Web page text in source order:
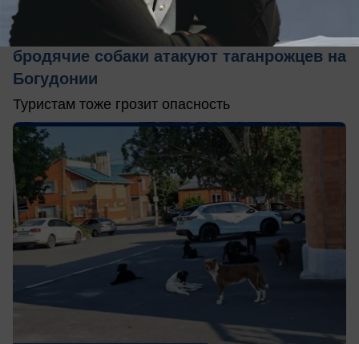
Обращение в редакцию
"Детей когда-то разорвут": агрессивные
бродячие собаки атакуют таганрожцев на
Богудонии
Туристам тоже грозит опасность